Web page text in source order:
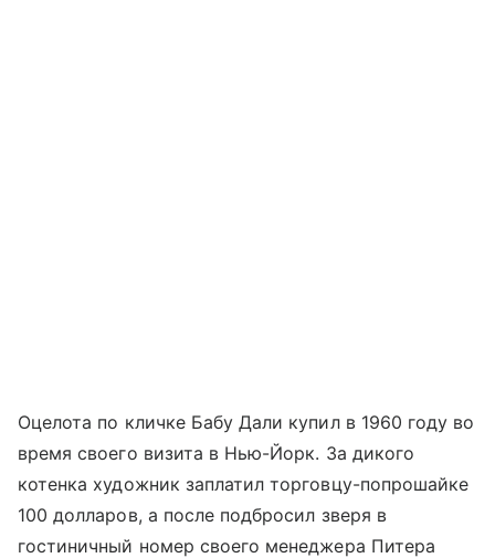
Оцелота по кличке Бабу Дали купил в 1960 году во
время своего визита в Нью-Йорк. За дикого
котенка художник заплатил торговцу-попрошайке
100 долларов, а после подбросил зверя в
гостиничный номер своего менеджера Питера